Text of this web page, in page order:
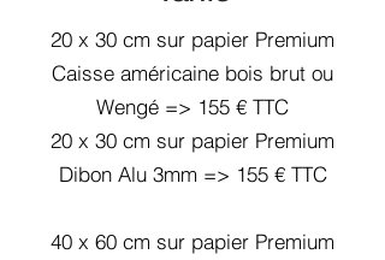
20 x 30 cm sur papier Premium
Caisse américaine bois brut ou
Wengé => 155 € TTC
20 x 30 cm sur papier Premium
Dibon Alu 3mm => 155 € TTC
40 x 60 cm sur papier Premium